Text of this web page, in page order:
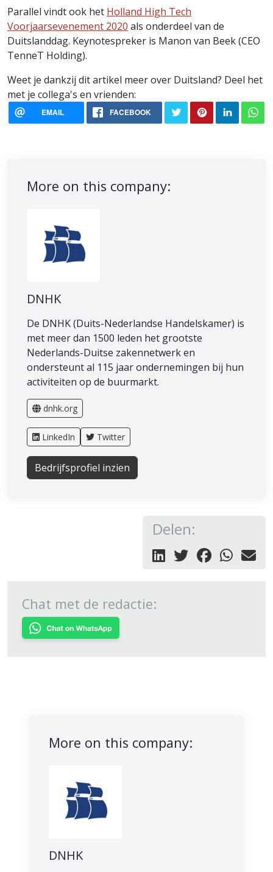
Parallel vindt ook het Holland High Tech
Voorjaarsevenement 2020 als onderdeel van de
Duitslanddag. Keynotespreker is Manon van Beek (CEO
TenneT Holding).
Weet je dankzij dit artikel meer over Duitsland? Deel het
met je collega's en vrienden:
EMAIL FACEBOOK
More on this company:
DNHK
De DNHK (Duits-Nederlandse Handelskamer) is
met meer dan 1500 leden het grootste
Nederlands-Duitse zakennetwerk en
ondersteunt al 115 jaar ondernemingen bij hun
activiteiten op de buurmarkt.
dnhk.org
LinkedIn Twitter
Bedrijfsprofiel inzien
Delen:
Chat met de redactie:
More on this company:
DNHK